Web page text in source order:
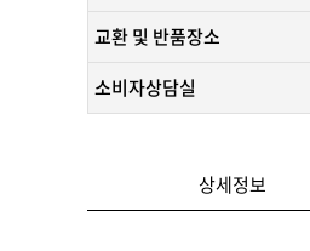
교환 및 반품장소
소비자상담실
상세정보